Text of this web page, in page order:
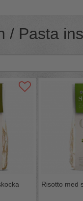
/ Pasta
Risotto med